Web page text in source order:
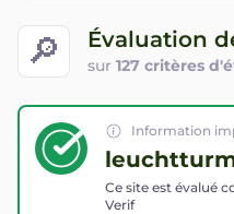
🔎 Évaluation
sur 127 critères
Information
Ce site est évalué
Verif